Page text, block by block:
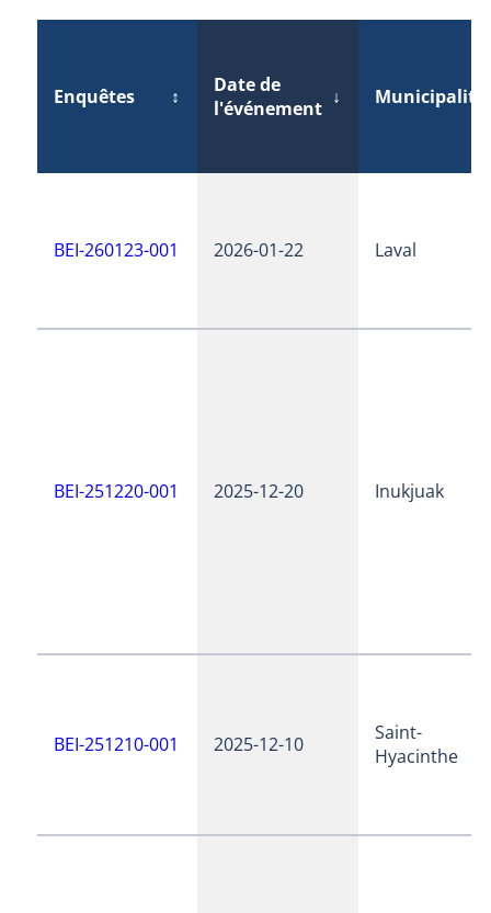
Enquêtes ↕
Date de
l'événement ↓ Municipalité
BEI-260123-001 2026-01-22 Laval
BEI-251220-001 2025-12-20 Inukjuak
BEI-251210-001 2025-12-10
Saint-
Hyacinthe